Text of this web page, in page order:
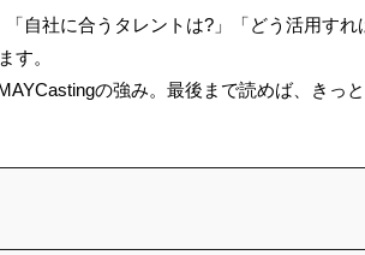
自社に合うタレントは?」「どう活用すれ
す。
の強み。最後まで読めば、きっ